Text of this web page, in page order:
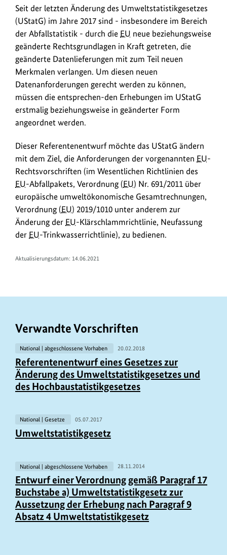
s
Seit der letzten Änderung des Umweltstatistikgesetzes
(UStatG) im Jahre 2017 sind - insbesondere im Bereich
der Abfallstatistik - durch die EU neue beziehungsweise
geänderte Rechtsgrundlagen in Kraft getreten, die
geänderte Datenlieferungen mit zum Teil neuen
Merkmalen verlangen. Um diesen neuen
Datenanforderungen gerecht werden zu können,
müssen die entsprechen-den Erhebungen im UStatG
erstmalig beziehungsweise in geänderter Form
angeordnet werden.
Dieser Referentenentwurf möchte das UStatG ändern
mit dem Ziel, die Anforderungen der vorgenannten EU-
Rechtsvorschriften (im Wesentlichen Richtlinien des
EU-Abfallpakets, Verordnung (EU) Nr. 691/2011 über
europäische umweltökonomische Gesamtrechnungen,
Verordnung (EU) 2019/1010 unter anderem zur
Änderung der EU-Klärschlammrichtlinie, Neufassung
der EU-Trinkwasserrichtlinie), zu bedienen.
Aktualisierungsdatum: 14.06.2021
Verwandte Vorschriften
National | abgeschlossene Vorhaben 20.02.2018
Referentenentwurf eines Gesetzes zur
Änderung des Umweltstatistikgesetzes und
des Hochbaustatistikgesetzes
National | Gesetze 05.07.2017
Umweltstatistikgesetz
National | abgeschlossene Vorhaben 28.11.2014
Entwurf einer Verordnung gemäß Paragraf 17
Buchstabe a) Umweltstatistikgesetz zur
Aussetzung der Erhebung nach Paragraf 9
Absatz 4 Umweltstatistikgesetz